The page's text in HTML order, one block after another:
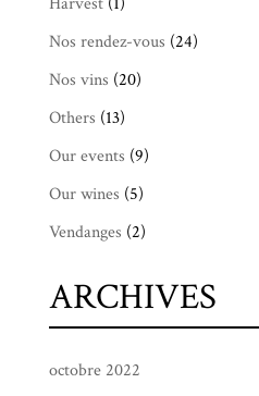
Nos rendez-vous (24)
Nos vins (20)
Others (13)
Our events (9)
Our wines (5)
Vendanges (2)
ARCHIVES
octobre 2022